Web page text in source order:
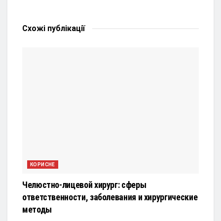
Схожі публікації
КОРИСНЕ
Челюстно-лицевой хирург: сферы
ответственности, заболевания и хирургические
методы